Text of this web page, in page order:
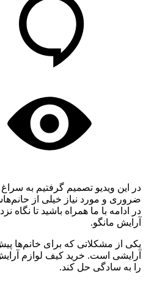
در این ویدیو تصمیم گرفتیم به
ضروری و مورد نیاز خیلی از
در ادامه با ما همراه باشید تا نگاه
آرایش مانگو.
یکی از مشکلاتی که برای خانم‌ها
آرایشی است. خرید کیف لوازم
را به سادگی حل کند.